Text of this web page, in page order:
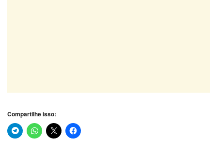
Compartilhe isso: